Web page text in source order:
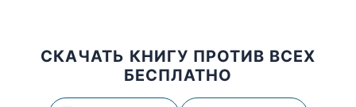
СКАЧАТЬ КНИГУ ПРОТИВ ВСЕХ
БЕСПЛАТНО